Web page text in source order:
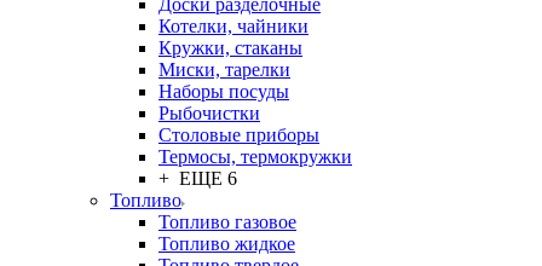
Доски разделочные
Котелки, чайники
Кружки, стаканы
Миски, тарелки
Наборы посуды
Рыбочистки
Столовые приборы
Термосы, термокружки
+ ЕЩЕ 6
Топливо
Топливо газовое
Топливо жидкое